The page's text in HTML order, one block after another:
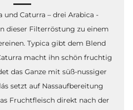
und Caturra – drei Arabica -
dieser Filterröstung zu einem
Typica gibt dem Blend
macht ihn schön fruchtig
das Ganze mit süß-nussiger
setzt auf Nassaufbereitung
Fruchtfleisch direkt nach der